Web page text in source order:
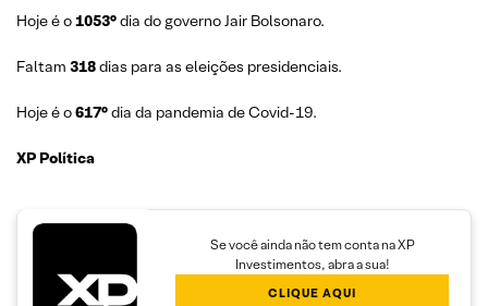
Hoje é o1053°dia do governo Jair Bolsonaro.
Faltam 318dias para as eleições presidenciais.
Hoje é o617°dia da pandemia de Covid-19.
XP Política
Se você ainda não tem conta na XP
Investimentos, abra a sua!
CLIQUE AQUI